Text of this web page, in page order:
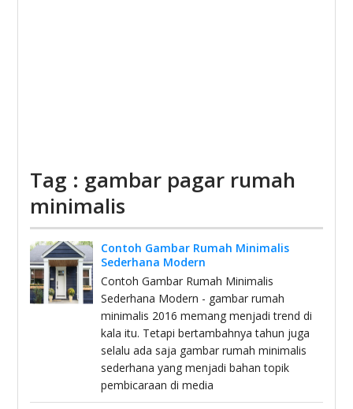
Tag : gambar pagar rumah
minimalis
Contoh Gambar Rumah Minimalis
Sederhana Modern
Contoh Gambar Rumah Minimalis
Sederhana Modern - gambar rumah
minimalis 2016 memang menjadi trend di
kala itu. Tetapi bertambahnya tahun juga
selalu ada saja gambar rumah minimalis
sederhana yang menjadi bahan topik
pembicaraan di media